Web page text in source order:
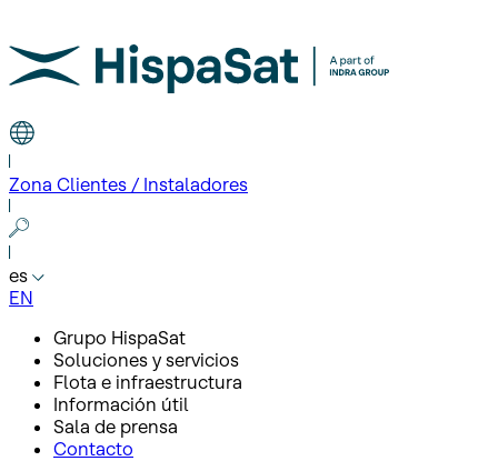
Zona Clientes / Instaladores
es
EN
Grupo HispaSat
Soluciones y servicios
Flota e infraestructura
Información útil
Sala de prensa
Contacto